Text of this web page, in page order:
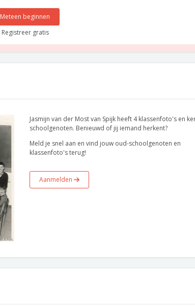
Meteen beginnen
Registreer gratis
Jasmijn van der Most van Spijk heeft 4 klassenfoto's en
schoolgenoten. Benieuwd of jij iemand herkent?
Meld je snel aan en vind jouw oud-schoolgenoten en
klassenfoto's terug!
Aanmelden